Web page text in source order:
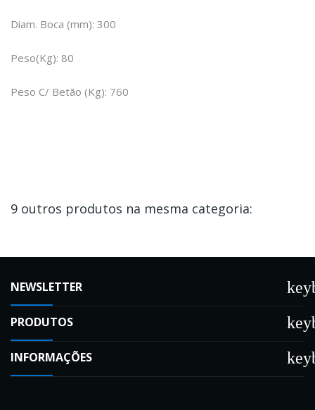
Diam. Boca (mm): 300
Peso(Kg): 80
Peso C/ Betão (Kg): 760
9 outros produtos na mesma categoria:
NEWSLETTER
PRODUTOS
INFORMAÇÕES